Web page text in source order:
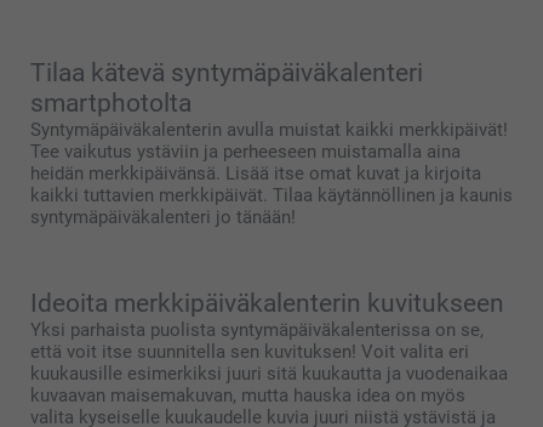
Tilaa kätevä syntymäpäiväkalenteri
smartphotolta
Syntymäpäiväkalenterin avulla muistat kaikki merkkipäivät!
Tee vaikutus ystäviin ja perheeseen muistamalla aina
heidän merkkipäivänsä. Lisää itse omat kuvat ja kirjoita
kaikki tuttavien merkkipäivät. Tilaa käytännöllinen ja kaunis
syntymäpäiväkalenteri jo tänään!
Ideoita merkkipäiväkalenterin kuvitukseen
Yksi parhaista puolista syntymäpäiväkalenterissa on se,
että voit itse suunnitella sen kuvituksen! Voit valita eri
kuukausille esimerkiksi juuri sitä kuukautta ja vuodenaikaa
kuvaavan maisemakuvan, mutta hauska idea on myös
valita kyseiselle kuukaudelle kuvia juuri niistä ystävistä ja